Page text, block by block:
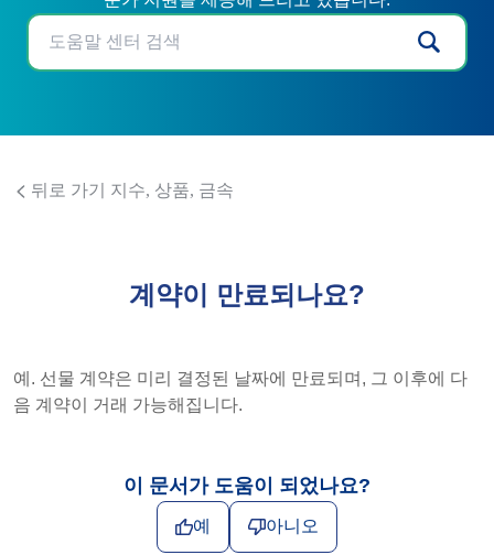
뒤로 가기 지수, 상품, 금속
계약이 만료되나요?
예. 선물 계약은 미리 결정된 날짜에 만료되며, 그 이후에 다
음 계약이 거래 가능해집니다.
이 문서가 도움이 되었나요?
예 아니오